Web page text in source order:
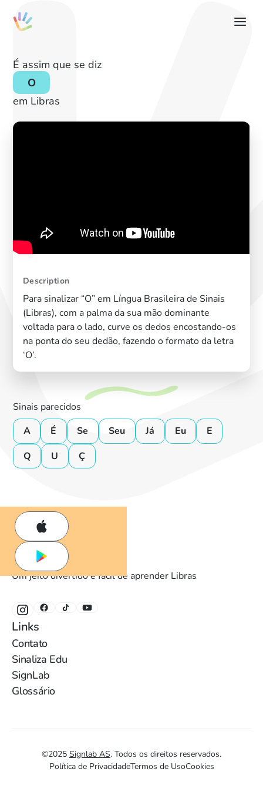
É assim que se diz
O
em Libras
Description
Para sinalizar “O” em Língua Brasileira de Sinais
(Libras), com a palma da sua mão dominante
voltada para o lado, curve os dedos encostando-os
na ponta do seu dedão, fazendo o formato da letra
‘O’.
Sinais parecidos
A
É Se Seu Já Eu
E
Q
U Ç
Um jeito divertido e fácil de aprender Libras
Links
Contato
Sinaliza Edu
SignLab
Glossário
©2025 Signlab AS. Todos os direitos reservados.
Política de PrivacidadeTermos de UsoCookies